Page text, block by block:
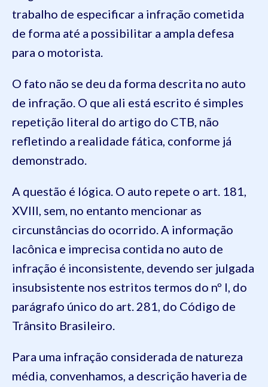
trabalho de especificar a infração cometida
de forma até a possibilitar a ampla defesa
para o motorista.
O fato não se deu da forma descrita no auto
de infração. O que ali está escrito é simples
repetição literal do artigo do CTB, não
refletindo a realidade fática, conforme já
demonstrado.
A questão é lógica. O auto repete o art. 181,
XVIII, sem, no entanto mencionar as
circunstâncias do ocorrido. A informação
lacônica e imprecisa contida no auto de
infração é inconsistente, devendo ser julgada
insubsistente nos estritos termos do nº I, do
parágrafo único do art. 281, do Código de
Trânsito Brasileiro.
Para uma infração considerada de natureza
média, convenhamos, a descrição haveria de